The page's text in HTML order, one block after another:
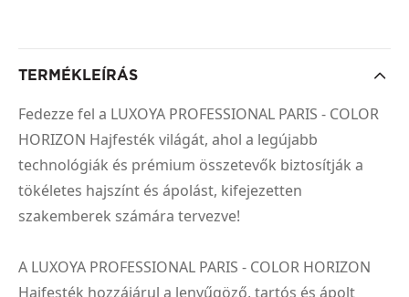
TERMÉKLEÍRÁS
Fedezze fel a LUXOYA PROFESSIONAL PARIS - COLOR
HORIZON Hajfesték világát, ahol a legújabb
technológiák és prémium összetevők biztosítják a
tökéletes hajszínt és ápolást, kifejezetten
szakemberek számára tervezve!
A LUXOYA PROFESSIONAL PARIS - COLOR HORIZON
Hajfesték hozzájárul a lenyűgöző, tartós és ápolt